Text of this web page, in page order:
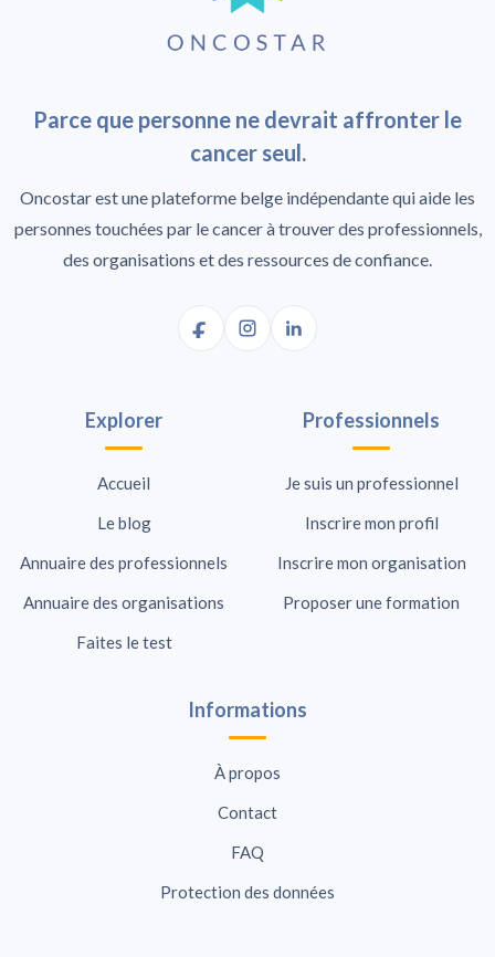
Parce que personne ne devrait affronter le
cancer seul.
Oncostar est une plateforme belge indépendante qui aide les
personnes touchées par le cancer à trouver des professionnels,
des organisations et des ressources de confiance.
Explorer
Accueil
Le blog
Annuaire des professionnels
Annuaire des organisations
Faites le test
Professionnels
Je suis un professionnel
Inscrire mon profil
Inscrire mon organisation
Proposer une formation
Informations
À propos
Contact
FAQ
Protection des données